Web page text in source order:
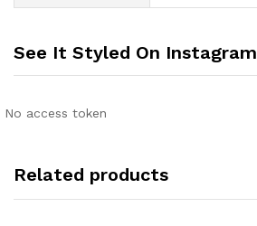
See It Styled On Instagram
No access token
Related products